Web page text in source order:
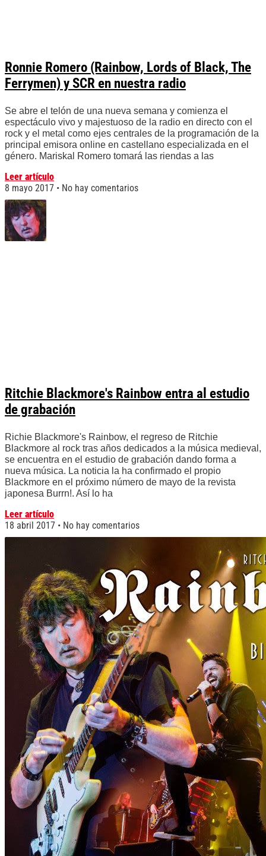
Ronnie Romero (Rainbow, Lords of Black, The
Ferrymen) y SCR en nuestra radio
Se abre el telón de una nueva semana y comienza el
espectáculo vivo y majestuoso de la radio en directo con el
rock y el metal como ejes centrales de la programación de la
principal emisora online en castellano especializada en el
género. Mariskal Romero tomará las riendas a las
Leer artículo
8 mayo 2017
No hay comentarios
Ritchie Blackmore's Rainbow entra al estudio
de grabación
Richie Blackmore's Rainbow, el regreso de Ritchie
Blackmore al rock tras años dedicados a la música medieval,
se encuentra en el estudio de grabación dando forma a
nueva música. La noticia la ha confirmado el propio
Blackmore en el próximo número de mayo de la revista
japonesa Burrn!. Así lo ha
Leer artículo
18 abril 2017
No hay comentarios